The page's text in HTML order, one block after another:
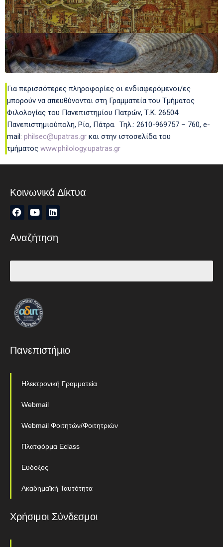
Για περισσότερες πληροφορίες οι ενδιαφερόμενοι/ες
μπορούν να απευθύνονται στη Γραμματεία του Τμήματος
Φιλολογίας του Πανεπιστημίου Πατρών, Τ.Κ. 26504
Πανεπιστημιούπολη, Ρίο, Πάτρα. Τηλ.: 2610-969757 – 760, e-
mail: philsec@upatras.gr και στην ιστοσελίδα του
τμήματος www.philology.upatras.gr
Κοινωνικά Δίκτυα
Αναζήτηση
Πανεπιστήμιο
Ηλεκτρονική Γραμματεία
Webmail
Webmail Φοιτητών/Φοιτητριών
Πλατφόρμα Eclass
Ευδοξος
Ακαδημαϊκή Ταυτότητα
Χρήσιμοι Σύνδεσμοι